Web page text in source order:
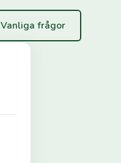
Vanliga frågor